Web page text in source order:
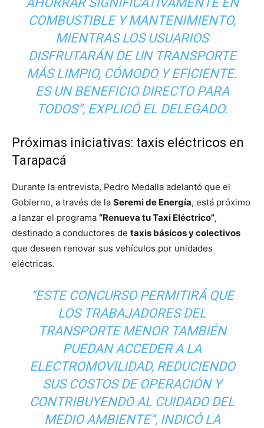
COMBUSTIBLE Y MANTENIMIENTO,
MIENTRAS LOS USUARIOS
DISFRUTARÁN DE UN TRANSPORTE
MÁS LIMPIO, CÓMODO Y EFICIENTE.
ES UN BENEFICIO DIRECTO PARA
TODOS”, EXPLICÓ EL DELEGADO.
Próximas iniciativas: taxis eléctricos en
Tarapacá
Durante la entrevista, Pedro Medalla adelantó que el
Gobierno, a través de la Seremi de Energía, está próximo
a lanzar el programa “Renueva tu Taxi Eléctrico”,
destinado a conductores de taxis básicos y colectivos
que deseen renovar sus vehículos por unidades
eléctricas.
“ESTE CONCURSO PERMITIRÁ QUE
LOS TRABAJADORES DEL
TRANSPORTE MENOR TAMBIÉN
PUEDAN ACCEDER A LA
ELECTROMOVILIDAD, REDUCIENDO
SUS COSTOS DE OPERACIÓN Y
CONTRIBUYENDO AL CUIDADO DEL
MEDIO AMBIENTE”, INDICÓ LA